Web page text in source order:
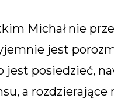
Michał nie
jest
jest posiedzieć,
a